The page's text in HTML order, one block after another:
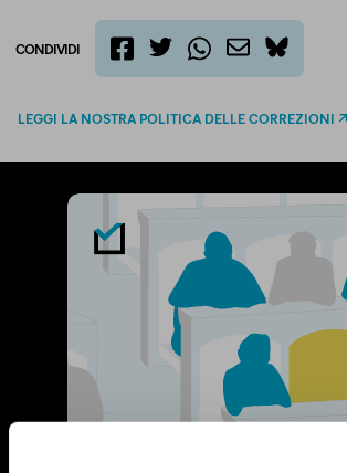
CONDIVIDI
bluesky
LEGGI LA NOSTRA POLITICA DELLE CORREZIONI